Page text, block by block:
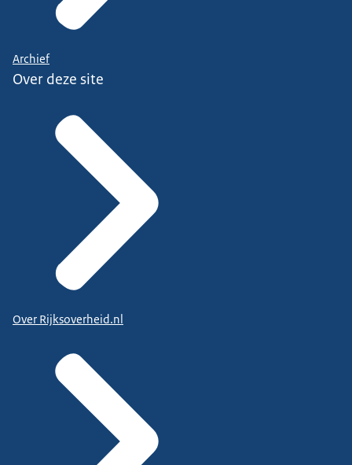
Archief
Over deze site
Over Rijksoverheid.nl